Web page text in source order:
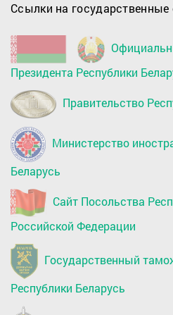
Ссылки на государственные
Президента Республики
Правительство
Министерство
Беларусь
Сайт Посольства
Российской Федерации
Государственный
Республики Беларусь